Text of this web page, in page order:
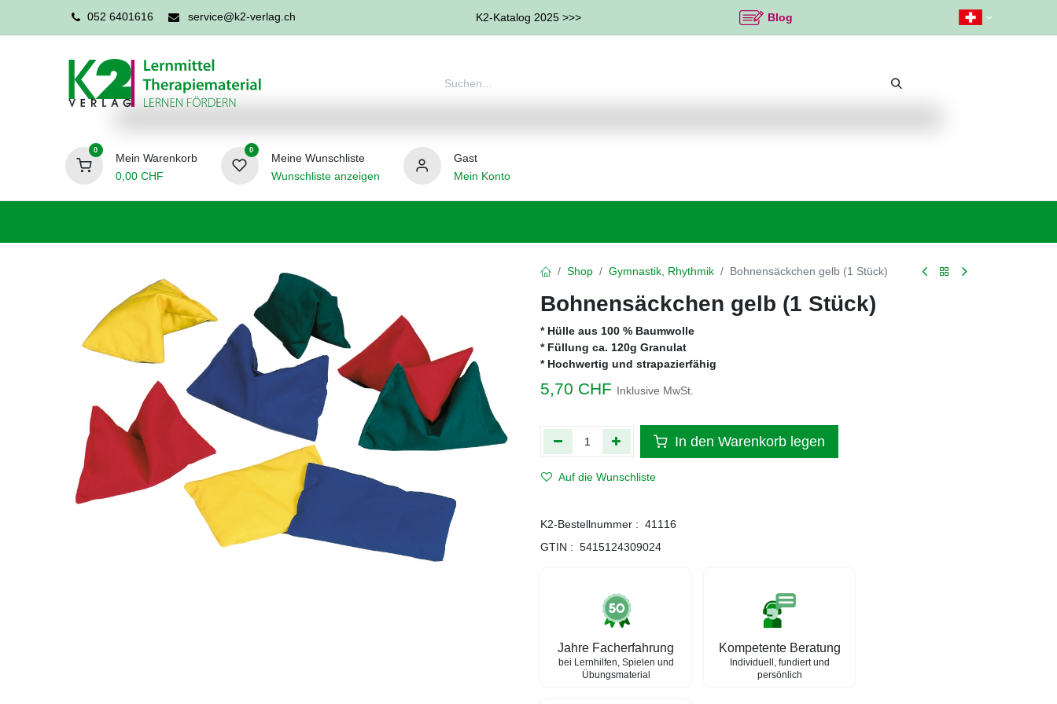
052 6401616 service@k2-verlag.ch K2-Katalog 2025 >>> Blog
0
Mein Warenkorb
0,00CHF
0
Meine Wunschliste
Wunschliste anzeigen
Gast
Mein Konto
Shop Gymnastik, Rhythmik Bohnensäckchen gelb (1 Stück)
Bohnensäckchen gelb (1 Stück)
* Hülle aus 100 % Baumwolle
* Füllung ca. 120g Granulat
* Hochwertig und strapazierfähig
5,70 CHF Inklusive MwSt.
In den Warenkorb legen
Auf die Wunschliste
K2-Bestellnummer : 41116
GTIN : 5415124309024
Jahre Facherfahrung
bei Lernhilfen, Spielen und
Übungsmaterial
Kompetente Beratung
Individuell, fundiert und
persönlich